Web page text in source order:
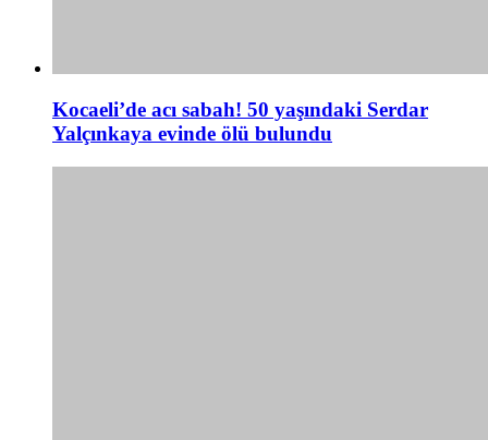
Kocaeli’de acı sabah! 50 yaşındaki Serdar
Yalçınkaya evinde ölü bulundu